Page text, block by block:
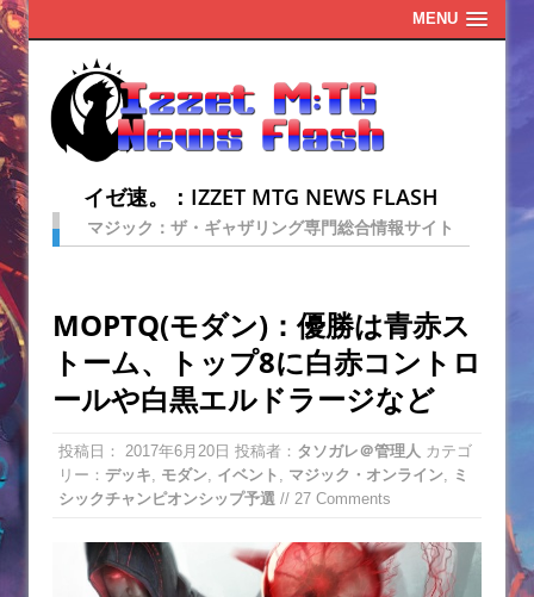
MENU
イゼ速。：IZZET MTG NEWS FLASH
マジック：ザ・ギャザリング専門総合情報サイト
MOPTQ(モダン)：優勝は青赤ス
トーム、トップ8に白赤コントロ
ールや白黒エルドラージなど
投稿日： 2017年6月20日 投稿者： タソガレ＠管理人 カテゴ
リー： デッキ モダン イベント マジック・オンライン
ミ
シックチャンピオンシップ予選 // 27 Comments